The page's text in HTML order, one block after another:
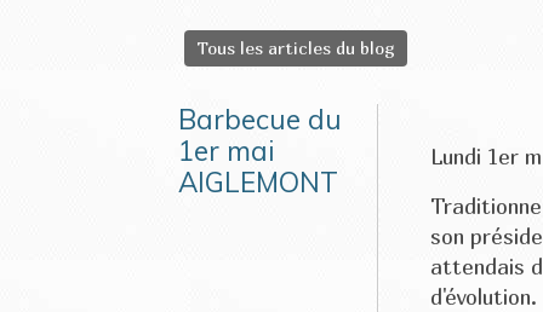
Tous les articles du blog
Barbecue du
1er mai
AIGLEMONT
Lundi 1er
son
attendais
d'évolution.